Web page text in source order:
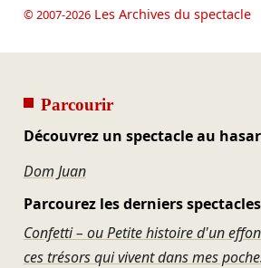
© 2007-2026Les Archives du spectacle
Parcourir
Découvrez un spectacle au
Dom Juan
Parcourez les derniers
Confetti – ou Petite histoire d'un
ces trésors qui vivent dans mes